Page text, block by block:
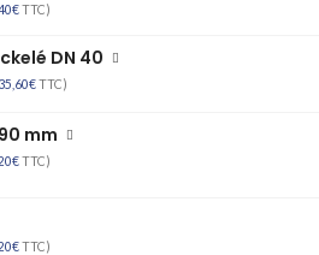
€TTC)
DN 40
€TTC)
mm
€TTC)
€TTC)